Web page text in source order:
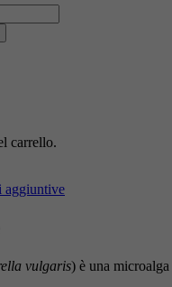
carrello.
aggiuntive
vulgaris) è una